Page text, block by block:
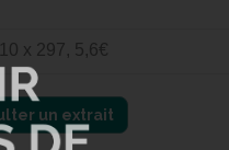
x 297, 5,6€
un extrait